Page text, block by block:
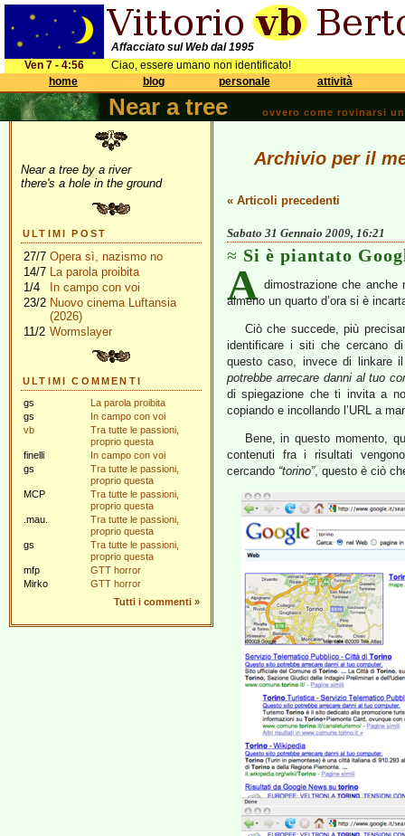
Affacciato sul Web dal 1995
Ven 7 - 4:56
Ciao, essere umano non identificato!
home
blog personale attività
Near a tree ovvero come rovinarsi
Near a tree by a river
there's a hole in the ground
ULTIMI POST
27/7 Opera sì, nazismo no
14/7 La parola proibita
1/4
In campo con voi
23/2 Nuovo cinema Luftansia
(2026)
11/2 Wormslayer
ULTIMI COMMENTI
gs
La parola proibita
gs
In campo con voi
vb
Tra tutte le passioni,
proprio questa
finelli
In campo con voi
gs
Tra tutte le passioni,
proprio questa
MCP
Tra tutte le passioni,
proprio questa
.mau.
Tra tutte le passioni,
proprio questa
gs
Tra tutte le passioni,
proprio questa
mfp
GTT horror
Mirko
GTT horror
Tutti i commenti »
Archivio per il
« Articoli precedenti
Sabato 31 Gennaio 2009, 16:21
Si è piantato
A dimostrazione che anche
almeno un quarto d’ora si è
Ciò che succede, più
identificare i siti che cercano
questo caso, invece di linkare
potrebbe arrecare danni al tuo
di spiegazione che ti invita a
copiando e incollando l’URL a
Bene, in questo momento,
contenuti fra i risultati
cercando “torino”, questo è ciò